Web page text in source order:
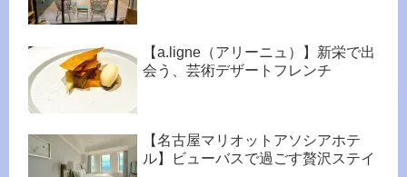
【a.ligne（アリーニュ）】新栄で出
会う、芸術デザートフレンチ
【名古屋マリオットアソシアホテ
ル】ビューバスで過ごす贅沢ステイ